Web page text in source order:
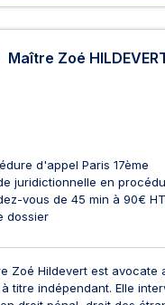
Maître Zoé
d'appel Paris 17ème
juridictionnelle en
vous de 45 min à 90€
dossier
Zoé Hildevert est avocate
titre indépendant. Elle